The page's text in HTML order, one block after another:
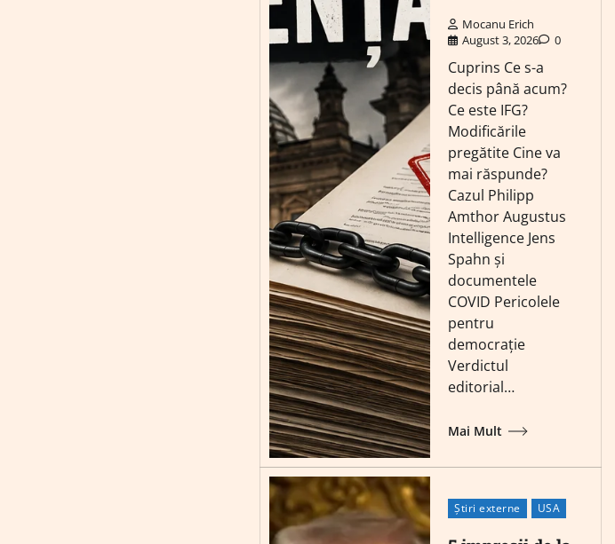
Mocanu Erich
August 3, 2026
0
Cuprins Ce s-a
decis până acum?
Ce este IFG?
Modificările
pregătite Cine va
mai răspunde?
Cazul Philipp
Amthor Augustus
Intelligence Jens
Spahn și
documentele
COVID Pericolele
pentru
democrație
Verdictul
editorial…
Mai Mult
Știri externe USA